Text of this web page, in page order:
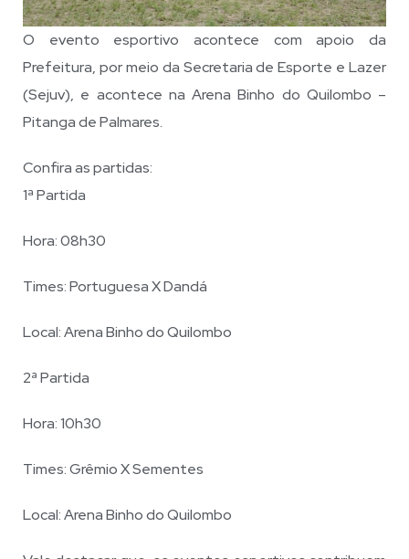
O evento esportivo acontece com apoio da
Prefeitura, por meio da Secretaria de Esporte e Lazer
(Sejuv), e acontece na Arena Binho do Quilombo –
Pitanga de Palmares.
Confira as partidas:
1ª Partida
Hora: 08h30
Times: Portuguesa X Dandá
Local: Arena Binho do Quilombo
2ª Partida
Hora: 10h30
Times: Grêmio X Sementes
Local: Arena Binho do Quilombo